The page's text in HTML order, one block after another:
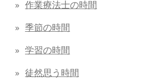
作業療法士の時間
季節の時間
学習の時間
徒然思う時間